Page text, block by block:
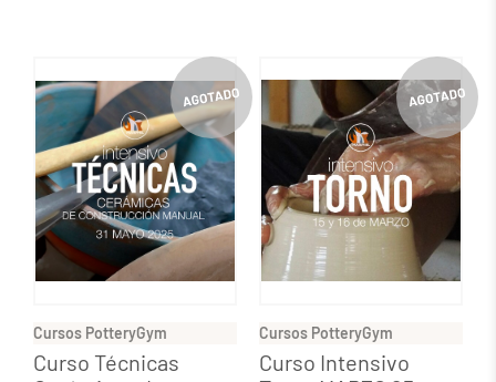
Cursos PotteryGym
Curso Técnicas
Cursos PotteryGym
Curso Intensivo